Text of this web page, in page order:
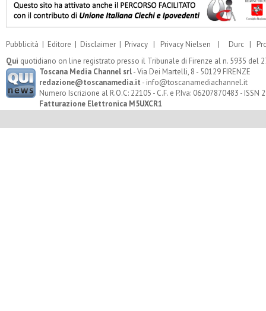
Pubblicità | Editore | Disclaimer | Privacy | Privacy Nielsen | Durc |
Qui quotidiano on line registrato presso il Tribunale di Firenze al n. 5935 del
Toscana Media Channel srl- Via Dei Martelli, 8 - 50129 FIRENZE
redazione@toscanamedia.it - info@toscanamediachannel.it
Numero Iscrizione al R.O.C: 22105 - C.F. e P.Iva: 06207870483 - ISSN
Fatturazione Elettronica M5UXCR1